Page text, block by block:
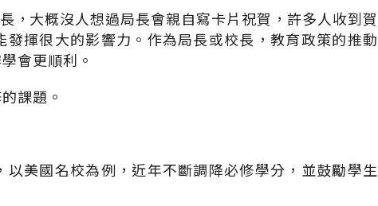
，大概沒人想過局長會親自寫卡片祝賀，許多人收到賀
揮很大的影響力。作為局長或校長，教育政策的推動
會更順利。
課題。
美國名校為例，近年不斷調降必修學分，並鼓勵學生